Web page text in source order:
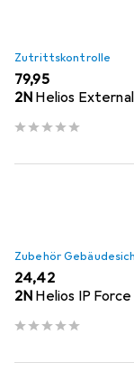
Zutrittskontrolle
EUR
79,95
2N Helios
Zubehör
EUR
24,42
2N Helios IP